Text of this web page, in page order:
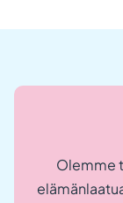
Olemme